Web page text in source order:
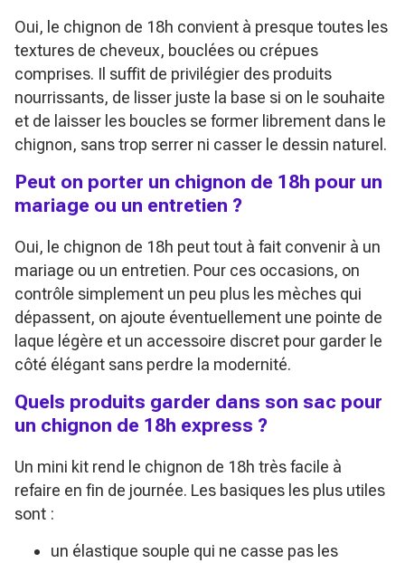
Oui, le chignon de 18h convient à presque toutes les
textures de cheveux, bouclées ou crépues
comprises. Il suffit de privilégier des produits
nourrissants, de lisser juste la base si on le souhaite
et de laisser les boucles se former librement dans le
chignon, sans trop serrer ni casser le dessin naturel.
Peut on porter un chignon de 18h pour un
mariage ou un entretien ?
Oui, le chignon de 18h peut tout à fait convenir à un
mariage ou un entretien. Pour ces occasions, on
contrôle simplement un peu plus les mèches qui
dépassent, on ajoute éventuellement une pointe de
laque légère et un accessoire discret pour garder le
côté élégant sans perdre la modernité.
Quels produits garder dans son sac pour
un chignon de 18h express ?
Un mini kit rend le chignon de 18h très facile à
refaire en fin de journée. Les basiques les plus utiles
sont :
un élastique souple qui ne casse pas les